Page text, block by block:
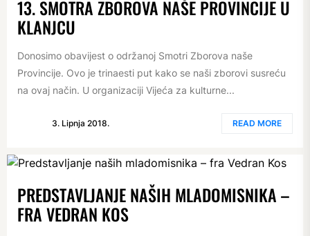
13. SMOTRA ZBOROVA NAŠE PROVINCIJE U
KLANJCU
Donosimo obavijest o održanoj Smotri Zborova naše
Provincije. Ovo je trinaesti put kako se naši zborovi susreću
na ovaj način. U organizaciji Vijeća za kulturne...
3. Lipnja 2018. READ MORE
PREDSTAVLJANJE NAŠIH MLADOMISNIKA –
FRA VEDRAN KOS